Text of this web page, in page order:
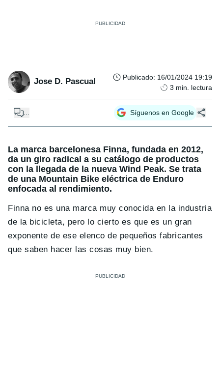
Jose D. Pascual Publicado: 16/01/2024 19:19
3 min. lectura
Síguenos en Google
La marca barcelonesa Finna, fundada en 2012,
da un giro radical a su catálogo de productos
con la llegada de la nueva Wind Peak. Se trata
de una Mountain Bike eléctrica de Enduro
enfocada al rendimiento.
Finna no es una marca muy conocida en la industria
de la bicicleta, pero lo cierto es que es un gran
exponente de ese elenco de pequeños fabricantes
que saben hacer las cosas muy bien.